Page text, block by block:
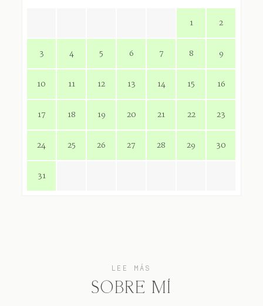
1 2
3 4 5 6 7 8 9
10 11 12 13 14 15 16
17 18 19 20 21 22 23
24 25 26 27 28 29 30
31
LEE MÁS
SOBRE MÍ